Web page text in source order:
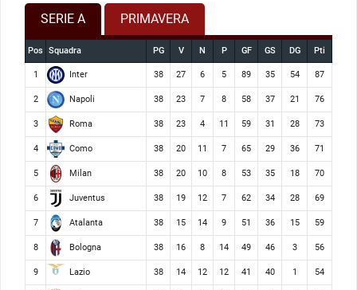
SERIE A PRIMAVERA
Pos Squadra PG V N P GF GS DG Pti
1 Inter 38 27 6 5 89 35 54 87
2 Napoli 38 23 7 8 58 37 21 76
3 Roma 38 23 4 11 59 31 28 73
4 Como 38 20 11 7 65 29 36 71
5 Milan 38 20 10 8 53 35 18 70
6 Juventus 38 19 12 7 62 34 28 69
7 Atalanta 38 15 14 9 51 36 15 59
8 Bologna 38 16 8 14 49 46 3 56
9 Lazio 38 14 12 12 41 40 1 54